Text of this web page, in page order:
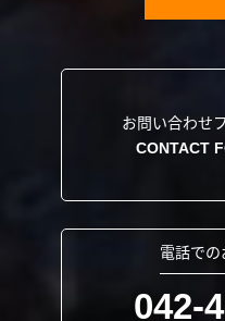
電話で
042-
お問い合わせ
CONTACT